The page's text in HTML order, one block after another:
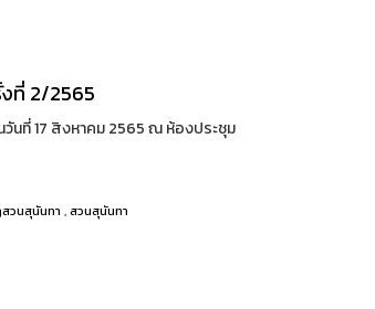
ที่ 2/2565
นที่ 17 สิงหาคม 2565 ณ ห้องประชุม
วนสุนันทา ,สวนสุนันทา